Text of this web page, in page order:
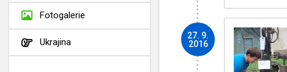
27. 9.
2016
Fotogalerie
Ukrajina